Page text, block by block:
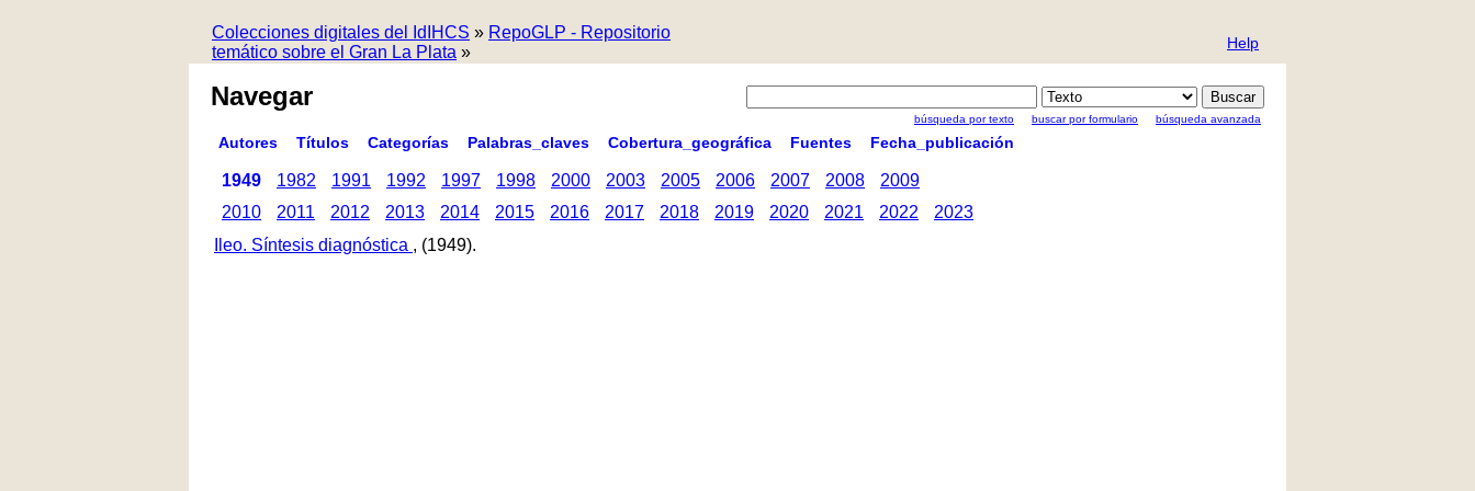
Colecciones digitales del IdIHCS » RepoGLP - Repositorio
temático sobre el Gran La Plata » Help
Navegar
búsqueda por texto buscar por formulario búsqueda avanzada
Autores Títulos Categorías Palabras_claves Cobertura_geográfica Fuentes Fecha_publicación
1949 1982 1991 1992 1997 1998 2000 2003 2005 2006 2007 2008
2009
2010
2011 2012 2013 2014 2015 2016 2017 2018 2019 2020 2021 2022
2023
Ileo. Síntesis diagnóstica , (1949).